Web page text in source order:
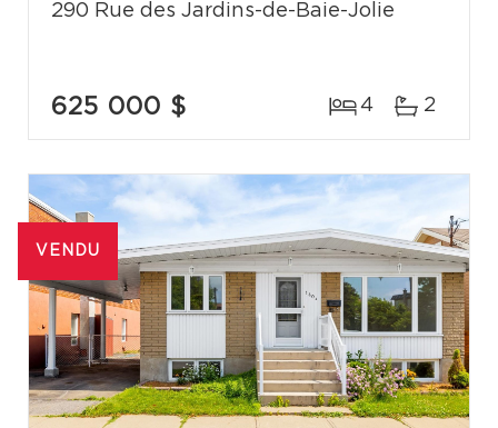
290 Rue des Jardins-de-Baie-Jolie
625 000 $ 4 2
VENDU